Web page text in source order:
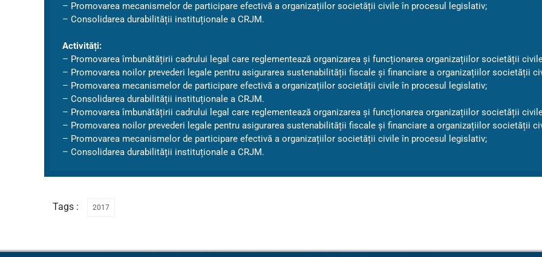
– Promovarea mecanismelor de participare efectivă a organizațiilor societății civile în procesul legislativ;
– Consolidarea durabilității instituționale a CRJM.
Activități:
– Promovarea îmbunătățirii cadrului legal care reglementează organizarea și funcționarea organizațiilor societății
– Promovarea noilor prevederi legale pentru asigurarea sustenabilității fiscale și financiare a organizațiilor societății
– Promovarea mecanismelor de participare efectivă a organizațiilor societății civile în procesul legislativ;
– Consolidarea durabilității instituționale a CRJM.
– Promovarea îmbunătățirii cadrului legal care reglementează organizarea și funcționarea organizațiilor societății
– Promovarea noilor prevederi legale pentru asigurarea sustenabilității fiscale și financiare a organizațiilor societății
– Promovarea mecanismelor de participare efectivă a organizațiilor societății civile în procesul legislativ;
– Consolidarea durabilității instituționale a CRJM.
Tags : 2017